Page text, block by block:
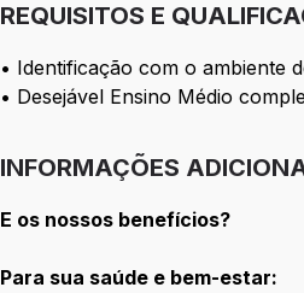
REQUISITOS E
• Identificação com o ambiente
• Desejável Ensino Médio
INFORMAÇÕES
E os nossos benefícios?
Para sua saúde e bem-estar: